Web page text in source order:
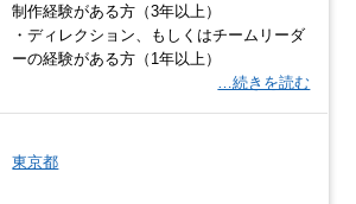
制作経験がある方（3年以上）
・ディレクション、もしくはチームリーダ
ーの経験がある方（1年以上）
…続きを読む
東京都